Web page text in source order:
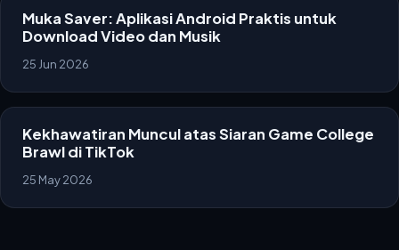
Muka Saver: Aplikasi Android Praktis untuk
Download Video dan Musik
25 Jun 2026
Kekhawatiran Muncul atas Siaran Game College
Brawl di TikTok
25 May 2026